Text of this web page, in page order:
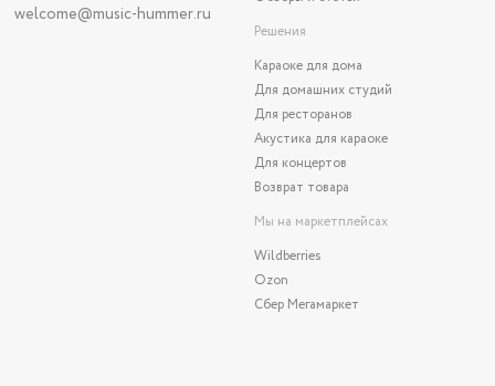
welcome@music-hummer.ru
Решения
Караоке для дома
Для домашних студий
Для ресторанов
Акустика для караоке
Для концертов
Возврат товара
Мы на маркетплейсах
Wildberries
Ozon
Сбер Мегамаркет